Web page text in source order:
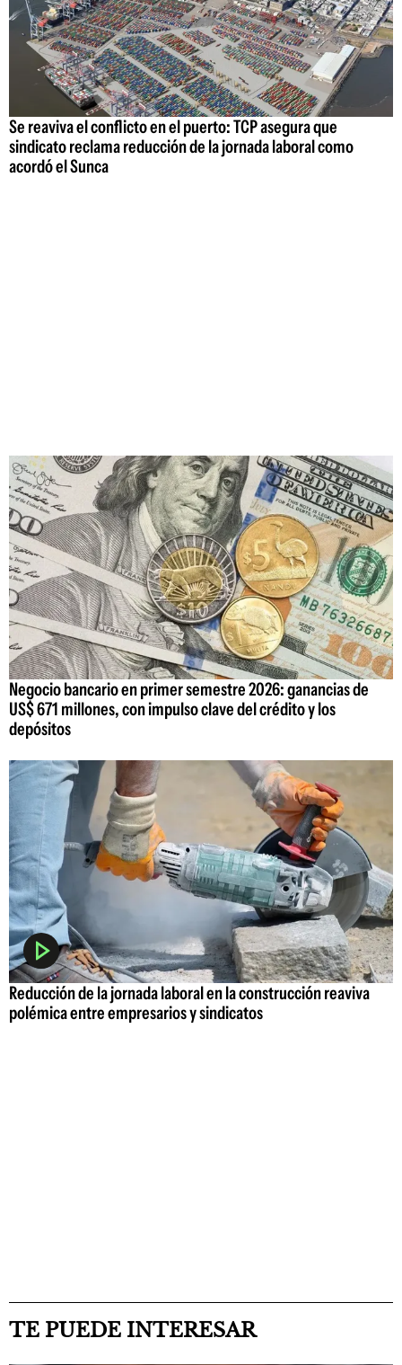
Se reaviva el conflicto en el puerto: TCP asegura que
sindicato reclama reducción de la jornada laboral como
acordó el Sunca
Negocio bancario en primer semestre 2026: ganancias de
US$ 671 millones, con impulso clave del crédito y los
depósitos
Reducción de la jornada laboral en la construcción reaviva
polémica entre empresarios y sindicatos
TE PUEDE INTERESAR